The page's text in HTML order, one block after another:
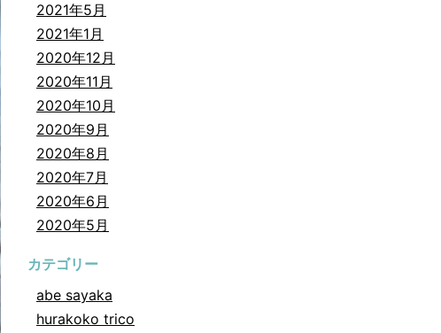
2021年5月
2021年1月
2020年12月
2020年11月
2020年10月
2020年9月
2020年8月
2020年7月
2020年6月
2020年5月
カテゴリー
abe sayaka
hurakoko trico